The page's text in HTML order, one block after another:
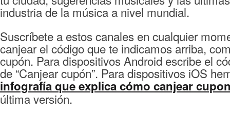
industria de la música a nivel mundial.
Suscríbete a estos canales en cualquier
canjear el código que te indicamos arriba,
cupón. Para dispositivos Android escribe el
de “Canjear cupón”. Para dispositivos iOS
infografía que explica cómo canjear
última versión.